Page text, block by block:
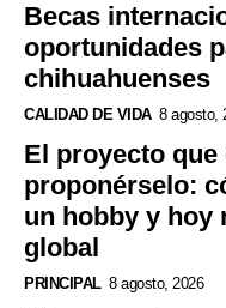
Becas
oportunidades
chihuahuenses
CALIDAD DE VIDA 8 agosto,
El proyecto
proponérselo:
un hobby y hoy
global
PRINCIPAL 8 agosto, 2026